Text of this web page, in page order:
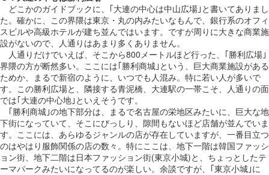
どこかのガイドブックに、｢大連の中心は中山広場｣と書いてありまし
た。確かに、この界隈は東京・丸の内みたいなもんで、銀行系のオフィ
スビルや高級ホテルが建ち並んではいます。ですが周りに大きな商業施
設がないので、人通りはあまり多くありません。
人通りだけでいえば、そこから800メートルほど行った、｢勝利広場｣
界隈の方が断然多い。ここには｢勝利商城｣という、巨大商業施設がある
ためか、まるで新宿のように、いつでも人混み。特に若い人が多いで
す。この勝利広場と、隣接する青泥橋、大連駅の一帯こそ、人通りの面
では｢大連の中心地｣といえそうです。
｢勝利商城｣の地下部分は、まるで名古屋の栄地区みたいに、巨大な地
下街になっていて、そこにびっしり、隙間もないほど店舗が並んでいま
す。ここには、あらゆるジャンルの店が存在していますが、一番目立つ
のはやはり服飾関係の店の数々。特にここは、地下一階は韓国ファッシ
ョン街、地下二階は日本ファッション街(東京小城)と、ちょっとしたテ
ーマパークみたいになってるのが楽しい。余談ですが、｢東京小城｣に